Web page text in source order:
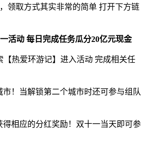
领取方式其实非常的简单 打开下方链
活动 每日完成任务瓜分20亿元现金
【热爱环游记】进入活动 完成相关任
！当解锁第二个城市时还可参与组队
相应的分红奖励！双十一当天即可参